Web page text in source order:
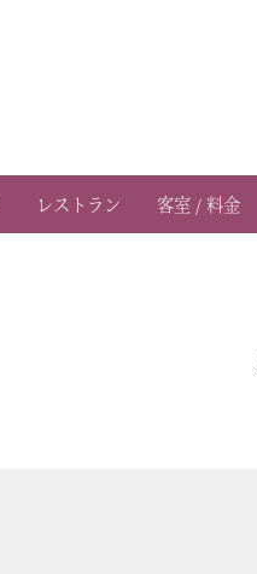
レストラン 客室 / 料金